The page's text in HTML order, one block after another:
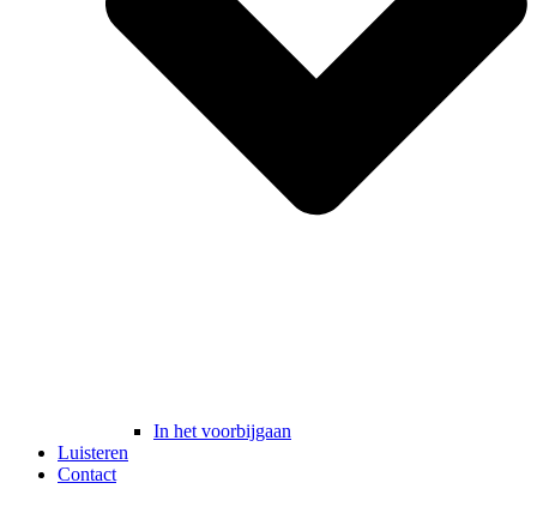
In het voorbijgaan
Luisteren
Contact